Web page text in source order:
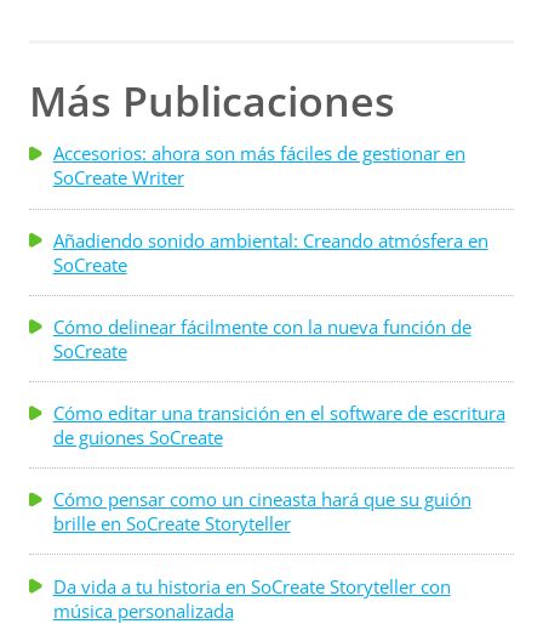
televisión. Tenemos por ejemplo a Caitlin
Schneiderhan. Es una guionista con muchos elogios
a su nombre, incluyendo ser nombrada una de las
25 Mejores Guionistas para Ver por la revista
MovieMaker. Sus guiones han sido presentados en
las competiciones AMC One Hour Pilot . . .
Más Publicaciones
Accesorios: ahora son más fáciles de gestionar en
SoCreate Writer
Añadiendo sonido ambiental: Creando atmósfera en
SoCreate
Cómo delinear fácilmente con la nueva función de
SoCreate
Cómo editar una transición en el software de escritura
de guiones SoCreate
Cómo pensar como un cineasta hará que su guión
brille en SoCreate Storyteller
Da vida a tu historia en SoCreate Storyteller con
música personalizada